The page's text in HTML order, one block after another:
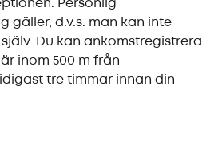
Personlig
gäller, d.v.s. man kan inte
Du kan ankomstregistrera
inom 500 m från
tre timmar innan din